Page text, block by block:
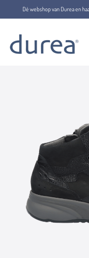
Dé webshop van Durea en
Home Veterboots